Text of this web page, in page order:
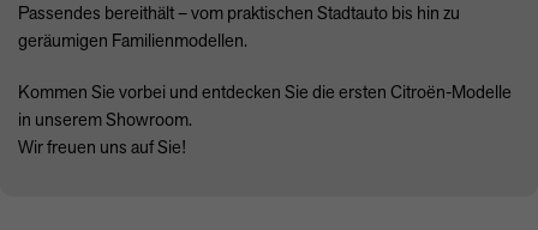
Passendes bereithält – vom praktischen Stadtauto bis hin zu
geräumigen Familienmodellen.
Kommen Sie vorbei und entdecken Sie die ersten Citroën-Modelle
in unserem Showroom.
Wir freuen uns auf Sie!